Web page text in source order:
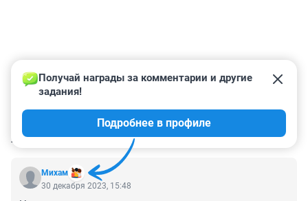
КОММЕНТАРИИ 33
Михам
Получай награды за комментарии и другие
задания!
Подробнее в профиле
30 декабря 2023, 15:48